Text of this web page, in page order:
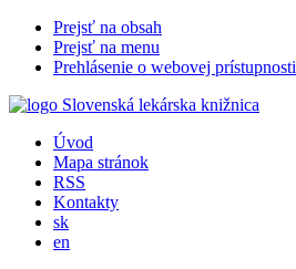
Prejsť na obsah
Prejsť na menu
Prehlásenie o webovej prístupnosti
Úvod
Mapa stránok
RSS
Kontakty
sk
en